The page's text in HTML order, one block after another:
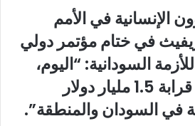
الإنسانية في الأمم
في ختام مؤتمر دولي
السودانية: “اليوم،
أعلن مانحون عن قرابة 1.5 مليار دولار
في السودان والمنطقة”.